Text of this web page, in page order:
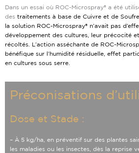
Dans un essai où ROC-Microspray® a été
des traitements à base de Cuivre et de
la solution ROC-Microspray® n’avait pas
développement des cultures, leur précocité
récoltés. L’action asséchante de ROC-
bénéfique sur l’humidité résiduelle, effet
en cultures sous serre.
Préconisations
Dose et Stade :
– À 5 kg/ha, en préventif sur des plantes
les maladies ou les insectes, dès la reprise